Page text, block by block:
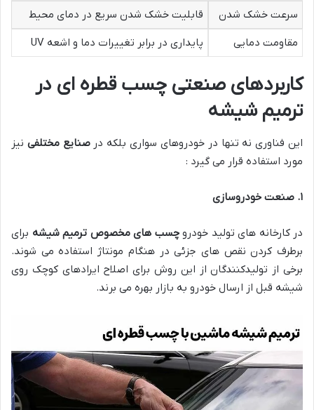
سرعت خشک شدن
قابلیت خشک شدن سریع در دمای محیط
مقاومت دمایی
پایداری در برابر تغییرات دما و اشعه UV
کاربردهای صنعتی چسب قطره ای در
ترمیم شیشه
این فناوری نه تنها در خودروهای سواری بلکه درصنایع مختلفی نیز
مورد استفاده قرار می گیرد :
۱. صنعت خودروسازی
در کارخانه های تولید خودروچسب های مخصوص ترمیم شیشه برای
برطرف کردن نقص های جزئی در هنگام مونتاژ استفاده می شوند.
برخی از تولیدکنندگان از این روش برای اصلاح ایرادهای کوچک روی
شیشه قبل از ارسال خودرو به بازار بهره می برند.